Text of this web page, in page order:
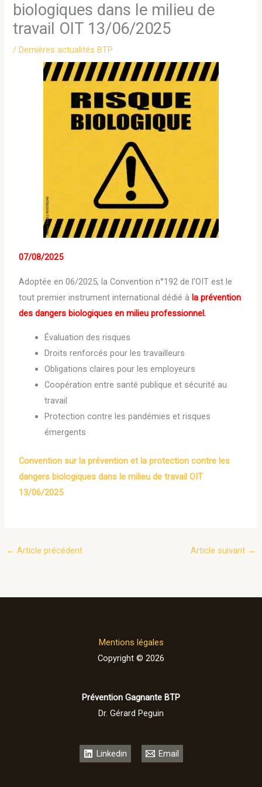
biologiques dans le milieu de
travail OIT 13/06/2025
/Dernières actualités BTP
07/08/2025
Adoptée en 06/2025, la Convention n°192 de l’OIT est le
tout premier instrument international dédié àla prévention
des dangers biologiques en milieu professionnel.
Évaluation des risques
Droits renforcés pour les travailleurs
Obligations claires pour les employeurs
Coopération entre santé publique et sécurité au
travail
Protection contre les pandémies et risques
émergents
Convention sur la prévention et la protection contre les
dangers biologiques dans le milieu de travail OIT
13/06/2025
← Article précédent Article suivant →
Mentions légales
Copyright © 2026
Prévention Gagnante BTP
Dr. Gérard Peguin
Linkedin Email